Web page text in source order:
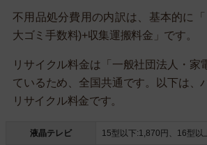
不用品処分費用の内訳は、基本的に
大ゴミ手数料)+収集運搬料金」です。
リサイクル料金は「一般社団法人・家
ているため、全国共通です。以下は、
リサイクル料金です。
液晶テレビ 15型以下:1,870円、16型以